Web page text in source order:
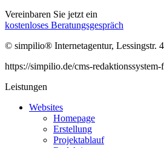
Vereinbaren Sie jetzt ein
kostenloses Beratungsgespräch
© simpilio® Internetagentur, Lessingstr.
https://simpilio.de/cms-
Leistungen
Websites
Homepage
Erstellung
Projektablauf